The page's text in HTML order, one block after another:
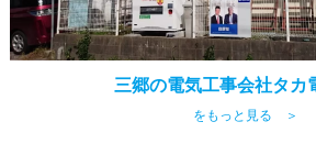
三郷の電気工事会社タカ
をもっと見る ＞